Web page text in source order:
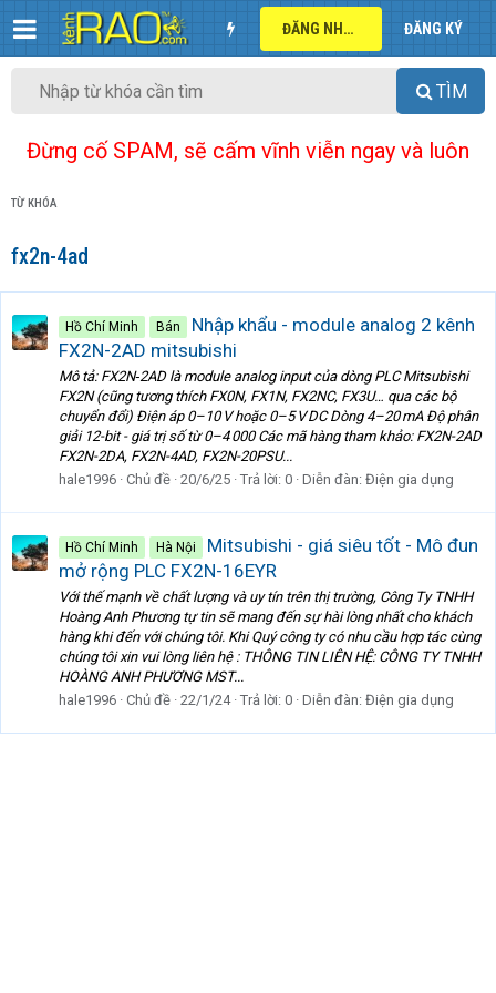
ĐĂNG NHẬP ĐĂNG KÝ
TÌM
Đừng cố SPAM, sẽ cấm vĩnh viễn ngay và luôn
TỪ KHÓA
fx2n-4ad
Hồ Chí Minh Bán
Nhập khẩu - module analog 2 kênh
FX2N-2AD mitsubishi
Mô tả: FX2N‑2AD là module analog input của dòng PLC Mitsubishi
FX2N (cũng tương thích FX0N, FX1N, FX2NC, FX3U… qua các bộ
chuyển đổi) Điện áp 0–10 V hoặc 0–5 V DC Dòng 4–20 mA Độ phân
giải 12-bit - giá trị số từ 0–4 000 Các mã hàng tham khảo: FX2N-2AD
FX2N-2DA, FX2N-4AD, FX2N-20PSU...
hale1996 Chủ đề 20/6/25 Trả lời: 0 Diễn đàn: Điện gia dụng
Hồ Chí Minh Hà Nội
Mitsubishi - giá siêu tốt - Mô đun
mở rộng PLC FX2N-16EYR
Với thế mạnh về chất lượng và uy tín trên thị trường, Công Ty TNHH
Hoàng Anh Phương tự tin sẽ mang đến sự hài lòng nhất cho khách
hàng khi đến với chúng tôi. Khi Quý công ty có nhu cầu hợp tác cùng
chúng tôi xin vui lòng liên hệ : THÔNG TIN LIÊN HỆ: CÔNG TY TNHH
HOÀNG ANH PHƯƠNG MST...
hale1996 Chủ đề 22/1/24 Trả lời: 0 Diễn đàn: Điện gia dụng